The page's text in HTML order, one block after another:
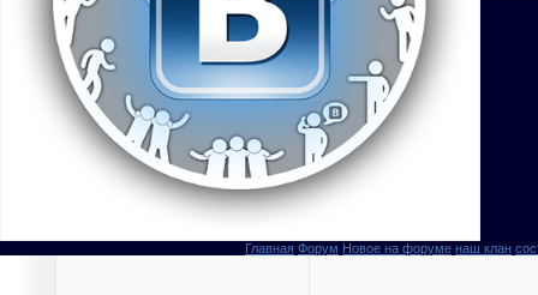
Главная Форум Новое на форуме наш клан